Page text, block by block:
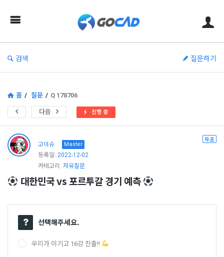
캐
(CAD)
정
보
의
중
심
검색 질문하기
홈 / 질문 / Q 178706
다음 진행 중
투표
고이슈 Master
등록일: 2022-12-02
카테고리: 자유질문
대한민국 vs 포르투갈 경기 예측
선택해주세요.
우리가 이기고 16강 진출!!